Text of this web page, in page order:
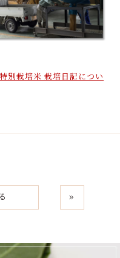
別栽培米 栽培日記につい
»